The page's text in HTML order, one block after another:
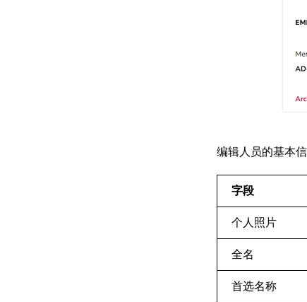
编辑人员的基本
字段
个人照片
全名
首选名称